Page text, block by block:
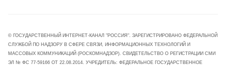
© ГОСУДАРСТВЕННЫЙ ИНТЕРНЕТ-КАНАЛ "РОССИЯ". ЗАРЕГИСТРИРОВАНО ФЕДЕРАЛЬНОЙ
СЛУЖБОЙ ПО НАДЗОРУ В СФЕРЕ СВЯЗИ, ИНФОРМАЦИОННЫХ ТЕХНОЛОГИЙ И
МАССОВЫХ КОММУНИКАЦИЙ (РОСКОМНАДЗОР). СВИДЕТЕЛЬСТВО О РЕГИСТРАЦИИ СМИ
ЭЛ № ФС 77-59166 ОТ 22.08.2014. УЧРЕДИТЕЛЬ: ФЕДЕРАЛЬНОЕ ГОСУДАРСТВЕННОЕ